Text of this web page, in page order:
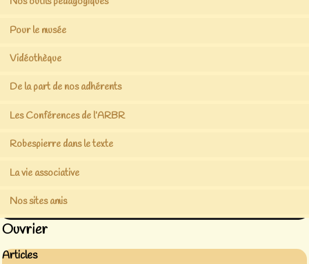
Pour le musée
Vidéothèque
De la part de nos adhérents
Les Conférences de l’ARBR
Robespierre dans le texte
La vie associative
Nos sites amis
Ouvrier
Articles